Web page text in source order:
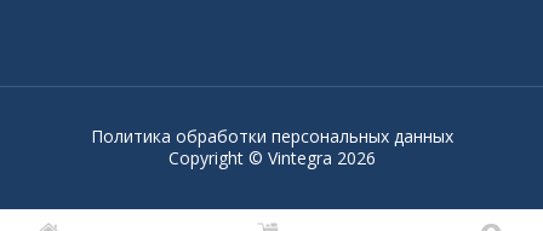
Copyright © Vintegra 2026
Политика обработки персональных данных